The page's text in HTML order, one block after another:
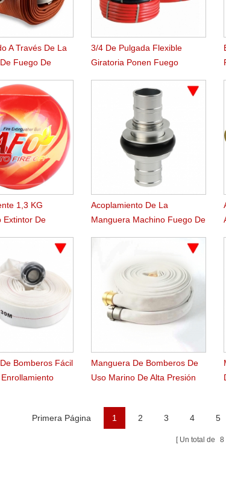
A Través De La
Fuego De
3/4 De Pulgada Flexible
Giratoria Ponen Fuego
1,3 KG
Extintor De
Acoplamiento De La
Manguera Machino Fuego De
Bomberos Fácil
Manguera De Bomberos De
Uso Marino De Alta Presión
Primera Página 1 2 3 4 5
Un total de 8